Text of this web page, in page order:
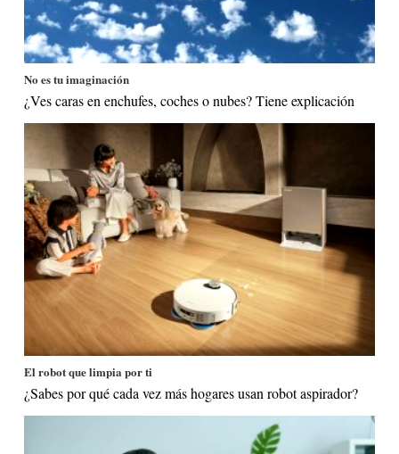
No es tu imaginación
¿Ves caras en enchufes, coches o nubes? Tiene explicación
El robot que limpia por ti
¿Sabes por qué cada vez más hogares usan robot aspirador?